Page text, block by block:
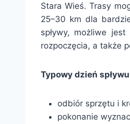
Stara Wieś. Trasy
25–30 km dla
spływy, możliwe
rozpoczęcia, a także
Typowy dzień spływu
odbiór sprzętu i
pokonanie